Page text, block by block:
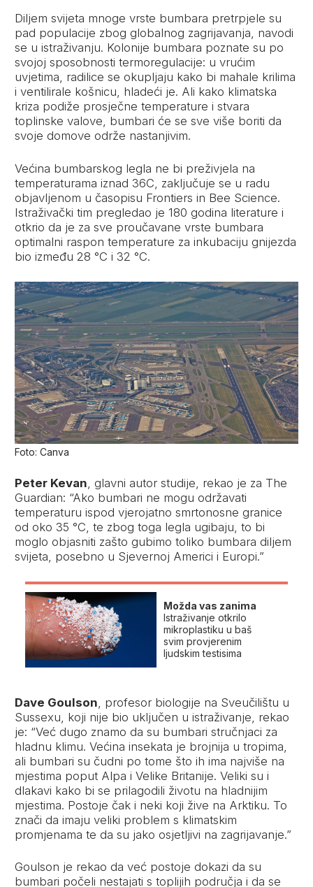
Diljem svijeta mnoge vrste bumbara pretrpjele su
pad populacije zbog globalnog zagrijavanja, navodi
se u istraživanju. Kolonije bumbara poznate su po
svojoj sposobnosti termoregulacije: u vrućim
uvjetima, radilice se okupljaju kako bi mahale krilima
i ventilirale košnicu, hladeći je. Ali kako klimatska
kriza podiže prosječne temperature i stvara
toplinske valove, bumbari će se sve više boriti da
svoje domove održe nastanjivim.
Većina bumbarskog legla ne bi preživjela na
temperaturama iznad 36C, zaključuje se u radu
objavljenom u časopisu Frontiers in Bee Science.
Istraživački tim pregledao je 180 godina literature i
otkrio da je za sve proučavane vrste bumbara
optimalni raspon temperature za inkubaciju gnijezda
bio između 28 °C i 32 °C.
Foto: Canva
Peter Kevan , glavni autor studije, rekao je za The
Guardian: “Ako bumbari ne mogu održavati
temperaturu ispod vjerojatno smrtonosne granice
od oko 35 °C, te zbog toga legla ugibaju, to bi
moglo objasniti zašto gubimo toliko bumbara diljem
svijeta, posebno u Sjevernoj Americi i Europi.”
Možda vas zanima
Istraživanje otkrilo
mikroplastiku u baš
svim provjerenim
ljudskim testisima
Dave Goulson , profesor biologije na Sveučilištu u
Sussexu, koji nije bio uključen u istraživanje, rekao
je: “Već dugo znamo da su bumbari stručnjaci za
hladnu klimu. Većina insekata je brojnija u tropima,
ali bumbari su čudni po tome što ih ima najviše na
mjestima poput Alpa i Velike Britanije. Veliki su i
dlakavi kako bi se prilagodili životu na hladnijim
mjestima. Postoje čak i neki koji žive na Arktiku. To
znači da imaju veliki problem s klimatskim
promjenama te da su jako osjetljivi na zagrijavanje.”
Goulson je rekao da već postoje dokazi da su
bumbari počeli nestajati s toplijih područja i da se